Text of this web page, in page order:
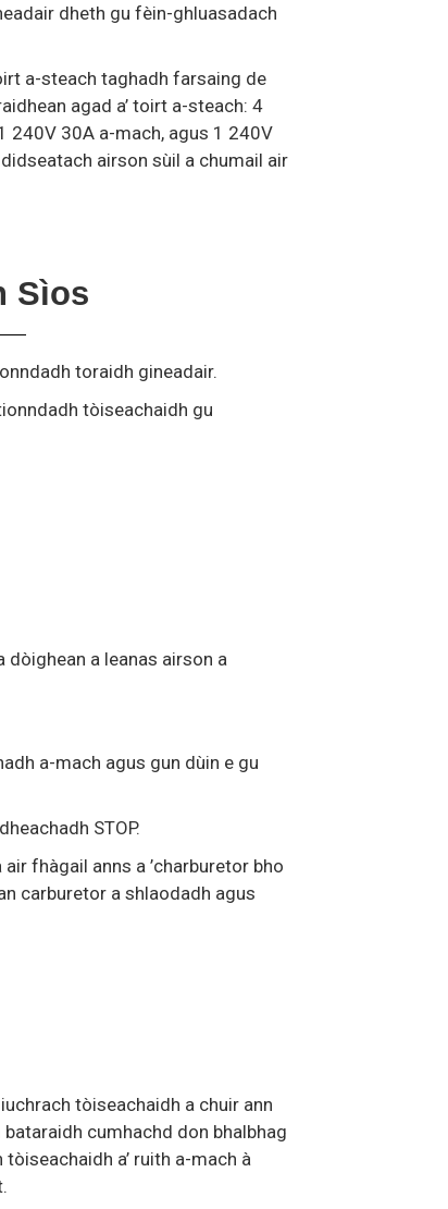
dheth gu fèin-ghluasadach
a-steach taghadh farsaing de
agad a’ toirt a-steach: 4
240V 30A a-mach, agus 1 240V
airson sùil a chumail air
Sìos
toraidh gineadair.
tòiseachaidh gu
dòighean a leanas airson a
a-mach agus gun dùin e gu
STOP.
fhàgail anns a ’charburetor bho
carburetor a shlaodadh agus
tòiseachaidh a chuir ann
bataraidh cumhachd don bhalbhag
a’ ruith a-mach à